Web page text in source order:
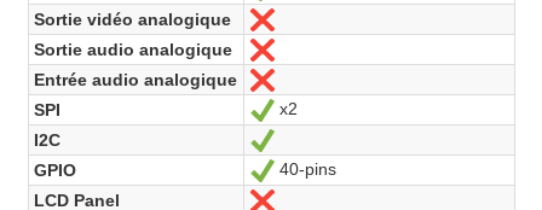
Sortie vidéo analogique
Non
Sortie audio analogique
Non
Entrée audio analogique
Non
SPI
Oui
x2
I2C
Oui
GPIO
Oui
40-pins
LCD Panel
Non